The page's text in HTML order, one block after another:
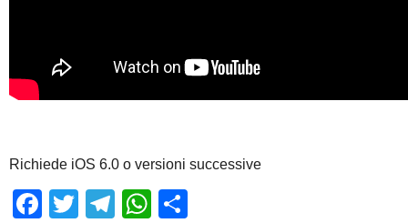
Richiede iOS 6.0 o versioni successive
Facebook
TwitterTelegram
WhatsApp